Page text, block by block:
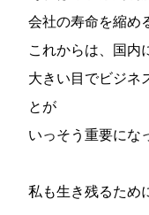
会社の寿命を縮め
これからは、国内
大きい目でビジネ
とが
いっそう重要にな
私も生き残るため